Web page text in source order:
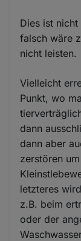
Dies ist
falsch wäre
nicht leisten.
Vielleicht
Punkt, wo
dann
dann aber
zerstören
letzteres
z.B. beim
oder der